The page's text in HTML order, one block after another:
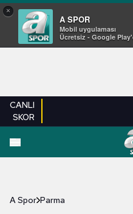
×
A SPOR
Mobil uygulaması
Ücretsiz - Google
CANLI
SKOR
A Spor Parma